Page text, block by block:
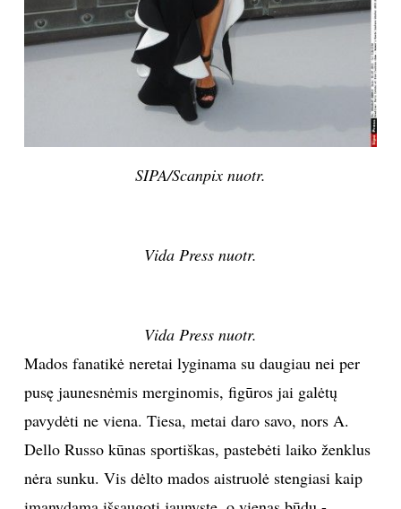
SIPA/Scanpix nuotr.